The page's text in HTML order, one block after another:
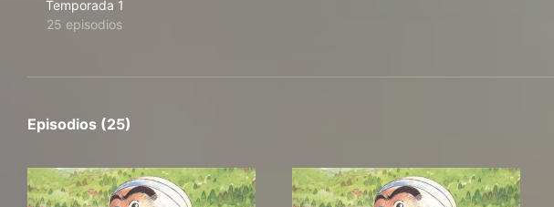
Temporada 1
25 episodios
Episodios (25)